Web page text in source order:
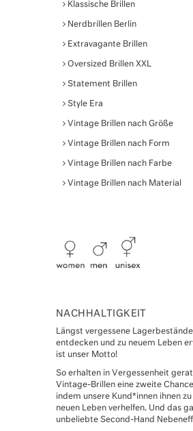
Klassische Brillen
Nerdbrillen Berlin
Extravagante Brillen
Oversized Brillen XXL
Statement Brillen
Style Era
Vintage Brillen nach Größe
Vintage Brillen nach Form
Vintage Brillen nach Farbe
Vintage Brillen nach Material
NACHHALTIGKEIT
Längst vergessene Lagerbestände
entdecken und zu neuem Leben
ist unser Motto!
So erhalten in Vergessenheit
Vintage-Brillen eine zweite
indem unsere Kund*innen ihnen
neuen Leben verhelfen. Und das
unbeliebte Second-Hand